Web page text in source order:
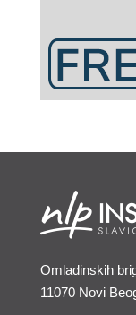
Omladinskih
11070 Novi